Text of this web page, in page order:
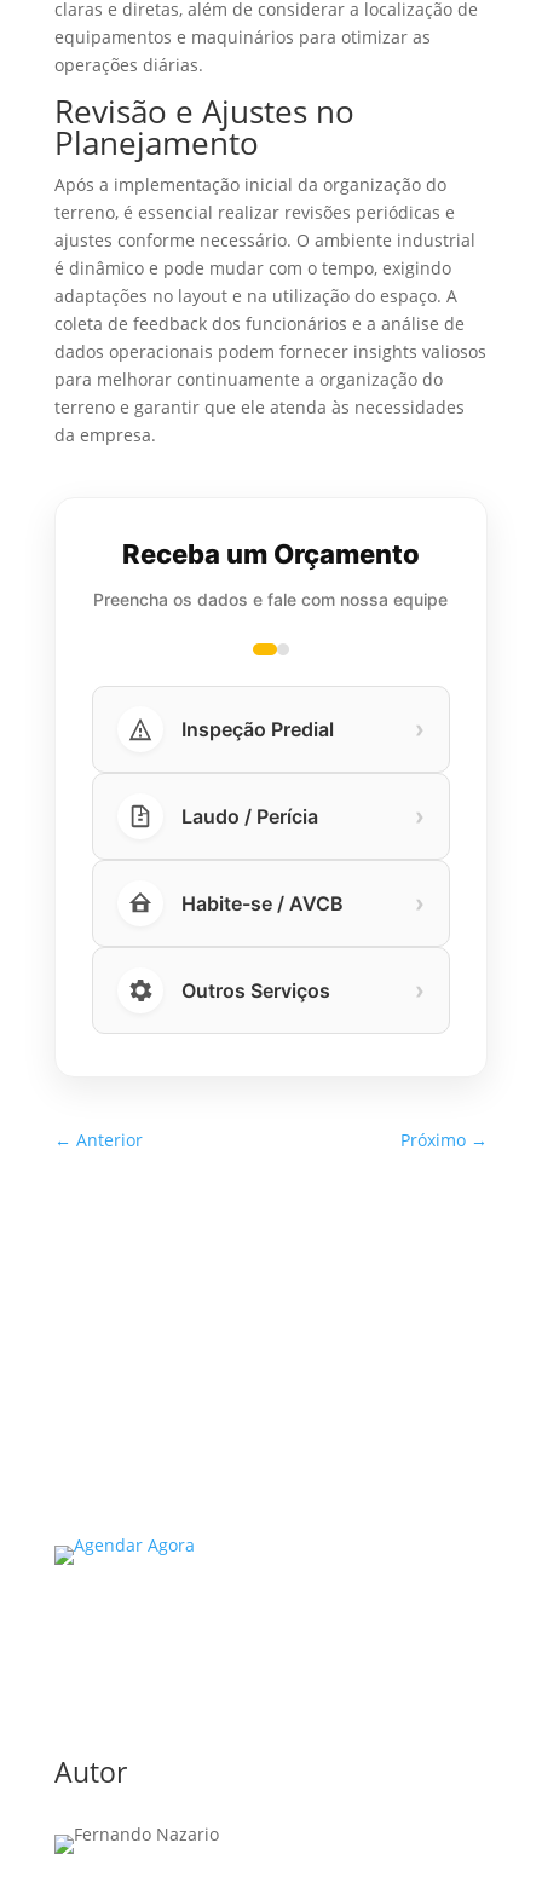
claras e diretas, além de considerar a localização de
equipamentos e maquinários para otimizar as
operações diárias.
Revisão e Ajustes no
Planejamento
Após a implementação inicial da organização do
terreno, é essencial realizar revisões periódicas e
ajustes conforme necessário. O ambiente industrial
é dinâmico e pode mudar com o tempo, exigindo
adaptações no layout e na utilização do espaço. A
coleta de feedback dos funcionários e a análise de
dados operacionais podem fornecer insights valiosos
para melhorar continuamente a organização do
terreno e garantir que ele atenda às necessidades
da empresa.
Receba um Orçamento
Preencha os dados e fale com nossa equipe
Inspeção Predial ›
Laudo / Perícia ›
Habite-se / AVCB ›
Outros Serviços ›
← Anterior Próximo →
Autor